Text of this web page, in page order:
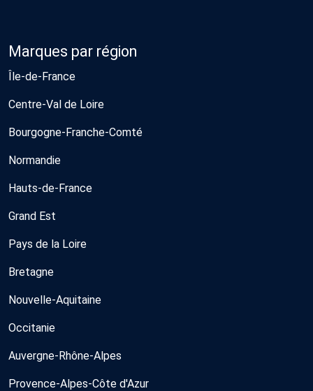
Marques par région
Île-de-France
Centre-Val de Loire
Bourgogne-Franche-Comté
Normandie
Hauts-de-France
Grand Est
Pays de la Loire
Bretagne
Nouvelle-Aquitaine
Occitanie
Auvergne-Rhône-Alpes
Provence-Alpes-Côte d'Azur